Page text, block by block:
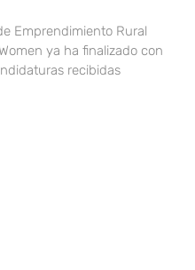
Emprendimiento Rural
ya ha finalizado con
recibidas